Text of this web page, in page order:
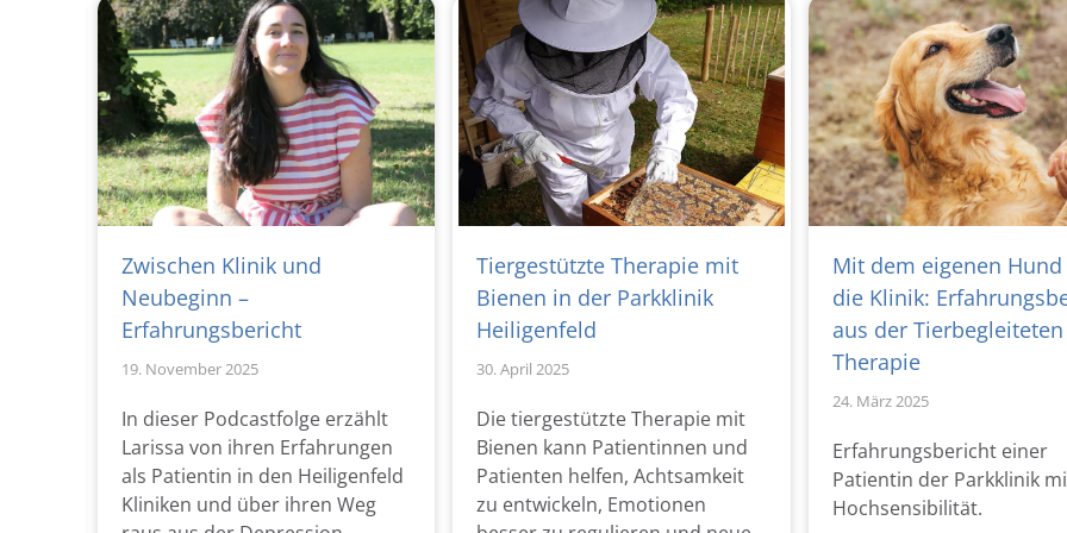
Zwischen Klinik und
Neubeginn –
Erfahrungsbericht
19. November 2025
In dieser Podcastfolge erzählt
Larissa von ihren Erfahrungen
als Patientin in den Heiligenfeld
Kliniken und über ihren Weg
Tiergestützte Therapie mit
Bienen in der Parkklinik
Heiligenfeld
30. April 2025
Die tiergestützte Therapie mit
Bienen kann Patientinnen und
Patienten helfen, Achtsamkeit
zu entwickeln, Emotionen
Mit dem eigenen
die Klinik:
aus der Tierbegleiteten
Therapie
24. März 2025
Erfahrungsbericht einer
Patientin der Parkklinik
Hochsensibilität.